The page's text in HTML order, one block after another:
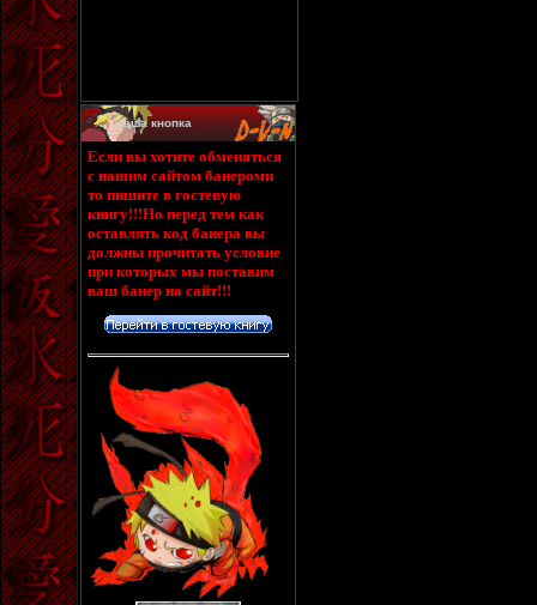
Наша кнопка
Если вы хотите обменяться
с нашим сайтом банероми
то пишите в гостевую
книгу!!!Но перед тем как
оставлять код банера вы
должны прочитать условие
при которых мы поставим
ваш банер на сайт!!!